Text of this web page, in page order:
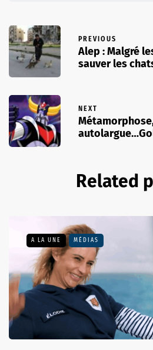
PREVIOUS
Alep : Malgré
sauver les
NEXT
Related
A LA UNE MÉDIAS